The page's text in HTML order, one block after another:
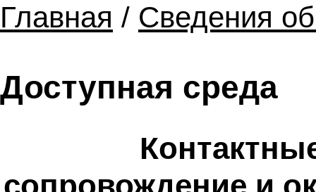
Главная / Сведения
Доступная среда
сопровождение и